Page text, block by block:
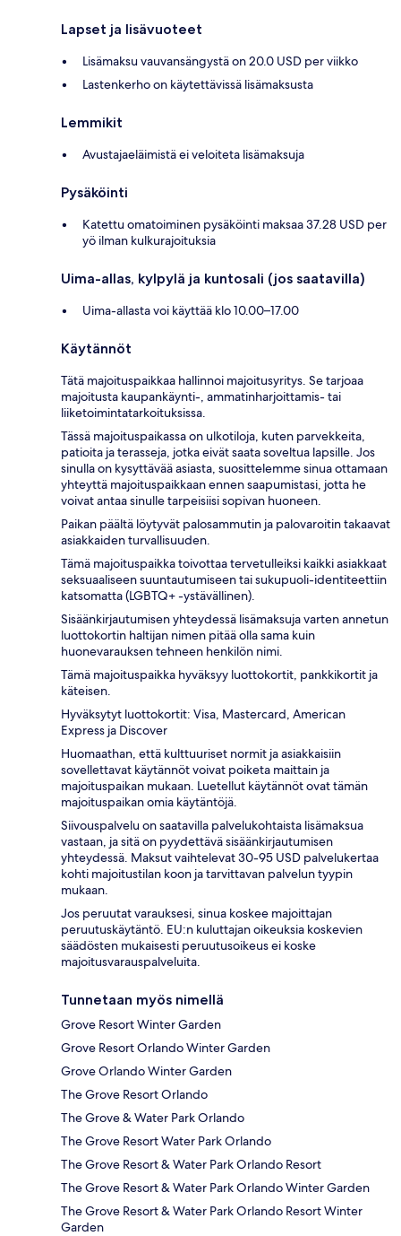
Lapset ja lisävuoteet
Lisämaksu vauvansängystä on 20.0 USD per viikko
Lastenkerho on käytettävissä lisämaksusta
Lemmikit
Avustajaeläimistä ei veloiteta lisämaksuja
Pysäköinti
Katettu omatoiminen pysäköinti maksaa 37.28 USD per
yö ilman kulkurajoituksia
Uima-allas, kylpylä ja kuntosali (jos saatavilla)
Uima-allasta voi käyttää klo 10.00–17.00
Käytännöt
Tätä majoituspaikkaa hallinnoi majoitusyritys. Se tarjoaa
majoitusta kaupankäynti-, ammatinharjoittamis- tai
liiketoimintatarkoituksissa.
Tässä majoituspaikassa on ulkotiloja, kuten parvekkeita,
patioita ja terasseja, jotka eivät saata soveltua lapsille. Jos
sinulla on kysyttävää asiasta, suosittelemme sinua ottamaan
yhteyttä majoituspaikkaan ennen saapumistasi, jotta he
voivat antaa sinulle tarpeisiisi sopivan huoneen.
Paikan päältä löytyvät palosammutin ja palovaroitin takaavat
asiakkaiden turvallisuuden.
Tämä majoituspaikka toivottaa tervetulleiksi kaikki asiakkaat
seksuaaliseen suuntautumiseen tai sukupuoli-identiteettiin
katsomatta (LGBTQ+ -ystävällinen).
Sisäänkirjautumisen yhteydessä lisämaksuja varten annetun
luottokortin haltijan nimen pitää olla sama kuin
huonevarauksen tehneen henkilön nimi.
Tämä majoituspaikka hyväksyy luottokortit, pankkikortit ja
käteisen.
Hyväksytyt luottokortit: Visa, Mastercard, American
Express ja Discover
Huomaathan, että kulttuuriset normit ja asiakkaisiin
sovellettavat käytännöt voivat poiketa maittain ja
majoituspaikan mukaan. Luetellut käytännöt ovat tämän
majoituspaikan omia käytäntöjä.
Siivouspalvelu on saatavilla palvelukohtaista lisämaksua
vastaan, ja sitä on pyydettävä sisäänkirjautumisen
yhteydessä. Maksut vaihtelevat 30-95 USD palvelukertaa
kohti majoitustilan koon ja tarvittavan palvelun tyypin
mukaan.
Jos peruutat varauksesi, sinua koskee majoittajan
peruutuskäytäntö. EU:n kuluttajan oikeuksia koskevien
säädösten mukaisesti peruutusoikeus ei koske
majoitusvarauspalveluita.
Tunnetaan myös nimellä
Grove Resort Winter Garden
Grove Resort Orlando Winter Garden
Grove Orlando Winter Garden
The Grove Resort Orlando
The Grove & Water Park Orlando
The Grove Resort Water Park Orlando
The Grove Resort & Water Park Orlando Resort
The Grove Resort & Water Park Orlando Winter Garden
The Grove Resort & Water Park Orlando Resort Winter
Garden